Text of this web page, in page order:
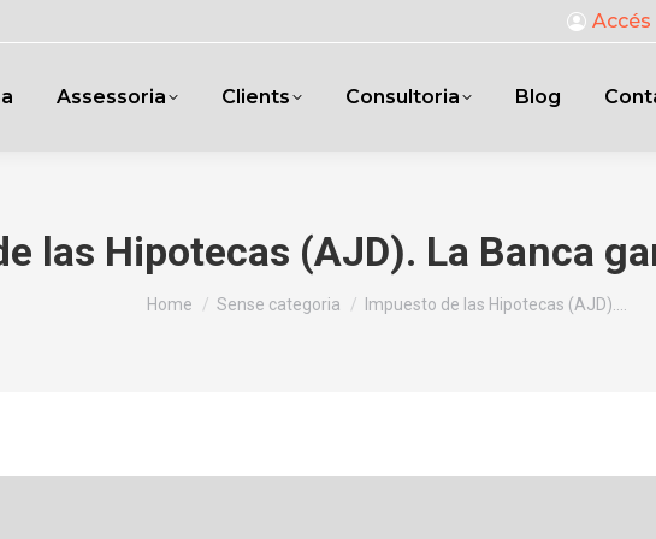
Assessoria Clients Consultoria Blog
las Hipotecas (AJD). La Banca
You are here:
Home Sense categoria Impuesto de las Hipotecas (AJD).…